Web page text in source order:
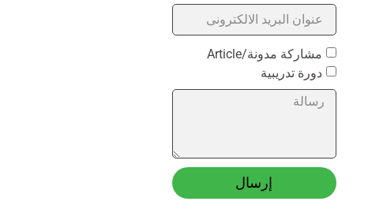
مشاركة مدونة/Article
دورة تدريبية
إرسال